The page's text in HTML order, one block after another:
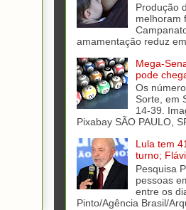
Produção
melhoram
amamentação reduz
Mega-
pode
Os
Sorte, em
14-39.
Pixabay SÃO PAULO,
Lula tem
turno;
Pesquisa
pessoas
entre os
Pinto/Agência Brasil/